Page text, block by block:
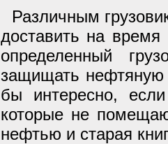
Различным
доставить на время
определенный
защищать
бы интересно,
которые не
нефтью и старая